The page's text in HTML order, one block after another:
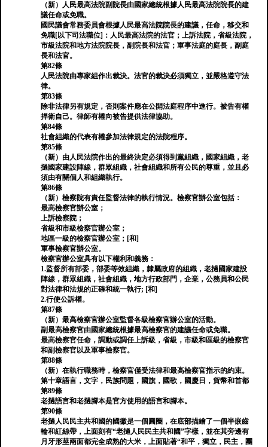
（新）人民最高法院副院長由國家總統根據人民最高法院院長的建
議任命或免職。
國民議會常務委員會根據人民最高法院院長的建議，任命，移交和
免職[以下司法職位]：人民最高法院的法官；上訴法院，省級法院，
市級法院和地方法院院長，副院長和法官；軍事法庭的庭長，副庭
長和法官。
第82條
人民法院由專家組作出裁決。法官的裁決必須獨立，並嚴格遵守法
律。
第83條
除非法律另有規定，否則案件應在公開法庭程序中進行。被告有權
捍衛自己。律師有權向被告提供法律協助。
第84條
社會組織的代表有權參加法律規定的法院程序。
第85條
（新）由人民法院作出的最終決定必須得到黨組織，國家組織，老
撾國家建設陣線，群眾組織，社會組織和所有公民的尊重，並且必
須由有關個人和組織執行。
第86條
（新）檢察院有責任監督法律的執行情況。檢察官辦公室包括：
最高檢察官辦公室；
上訴檢察院；
省級和市級檢察官辦公室；
地區一級的檢察官辦公室；[和]
軍事檢察官辦公室。
檢察官辦公室具有以下權利和義務：
1.監督所有部委，部委等效組織，隸屬政府的組織，老撾國家建設
陣線，群眾組織，社會組織，地方行政部門，企業，公務員和公民
對法律和法規的正確和統一執行; [和]
2.行使公訴權。
第87條
（新）最高檢察官辦公室監督各級檢察官辦公室的活動。
副最高檢察官由國家總統根據最高檢察官的建議任命或免職。
最高檢察官任命，調動或調任上訴級，省級，市級和區級的檢察官
和副檢察官以及軍事檢察官。
第88條
（新）在執行職務時，檢察官僅受法律和最高檢察官指示的約束。
第十章語言，文字，民族問題，國旗，國歌，國慶日，貨幣和首都
第89條
老撾語言和老撾腳本是官方使用的語言和腳本。
第90條
老撾人民民主共和國的國徽是一個圓圈，在底部描繪了一個半嵌齒
輪和紅絲帶，上面刻有“老撾人民民主共和國”字樣，並在其旁邊有
月牙形莖兩面都完全成熟的大米，上面貼著“和平，獨立，民主，團